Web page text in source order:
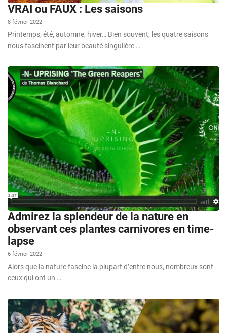
VRAI ou FAUX : Les saisons
8 février 2022
Printemps, été, automne, hiver… Bien souvent, les quatre saisons
nous fascinent par leur beauté singulière …
Admirez la splendeur de la nature en
observant ces plantes carnivores en time-
lapse
6 février 2022
Alors que la nature fascine la plupart d’entre nous, nombreux sont
ceux qui ont un …